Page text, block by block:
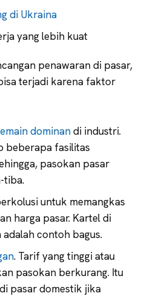
di Ukraina
yang lebih kuat
penawaran di pasar,
terjadi karena faktor
dominandi industri.
beberapa fasilitas
pasokan pasar
tiba.
untuk memangkas
harga pasar. Kartel di
contoh bagus.
. Tarif yang tinggi atau
pasokan berkurang. Itu
pasar domestik jika